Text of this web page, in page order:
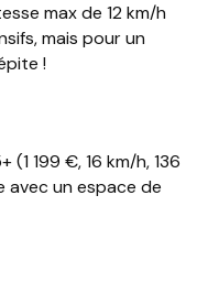
max de 12 km/h
mais pour un
!
199 €, 16 km/h, 136
avec un espace de